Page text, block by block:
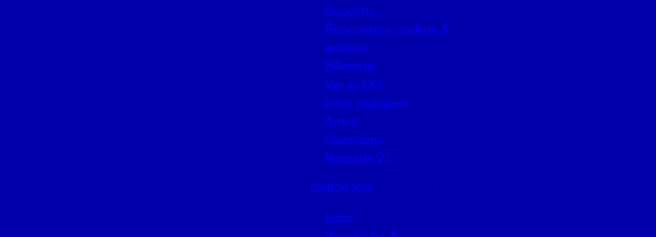
Concerts
Rencontres, ateliers &
lectures
Billetterie
Vie au QG
Infos pratiques
Artisti
Calendario
Nomade 23
ÉDITION 2022
Edito